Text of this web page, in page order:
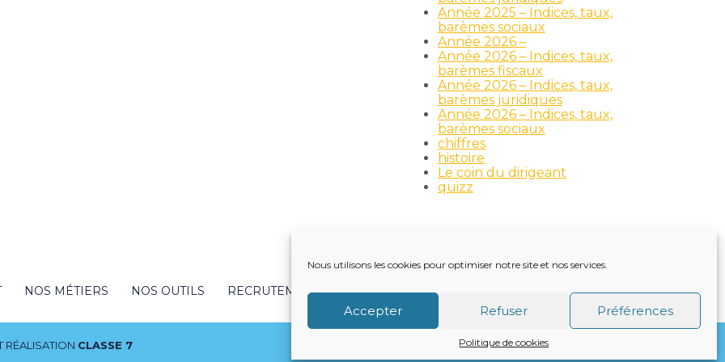
Nous utilisons les cookies pour optimiser notre site et nos services.
Accepter Refuser Préférences
Politique de cookies
Année 2025 – Indices, taux,
barèmes sociaux
Année 2026 –
Année 2026 – Indices, taux,
barèmes fiscaux
Année 2026 – Indices, taux,
barèmes juridiques
Année 2026 – Indices, taux,
barèmes sociaux
chiffres
histoire
Le coin du dirigeant
quizz
NOS MÉTIERS NOS OUTILS RECRUTEMENT NOTRE ACTUALITÉ VIE DU CABINET CONTACT
RÉALISATION CLASSE 7